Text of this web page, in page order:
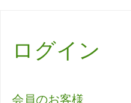
ログイン
会員のお客様